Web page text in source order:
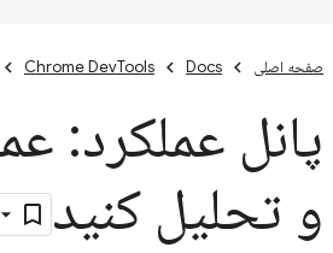
صفحه اصلی Docs
Chrome DevTools
پانل عملکرد:
و تحلیل کنید